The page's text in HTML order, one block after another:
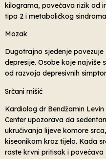
kilograma, povećava rizik od
tipa 2 i metaboličkog
Mozak
Dugotrajno sjedenje povezuje
depresije. Osobe koje najviše
od razvoja depresivnih
Srčani mišić
Kardiolog dr Bendžamin
Center upozorava da
ukrućivanja lijeve komore
kiseonikom kroz tijelo. Kada
raste krvni pritisak i povećava